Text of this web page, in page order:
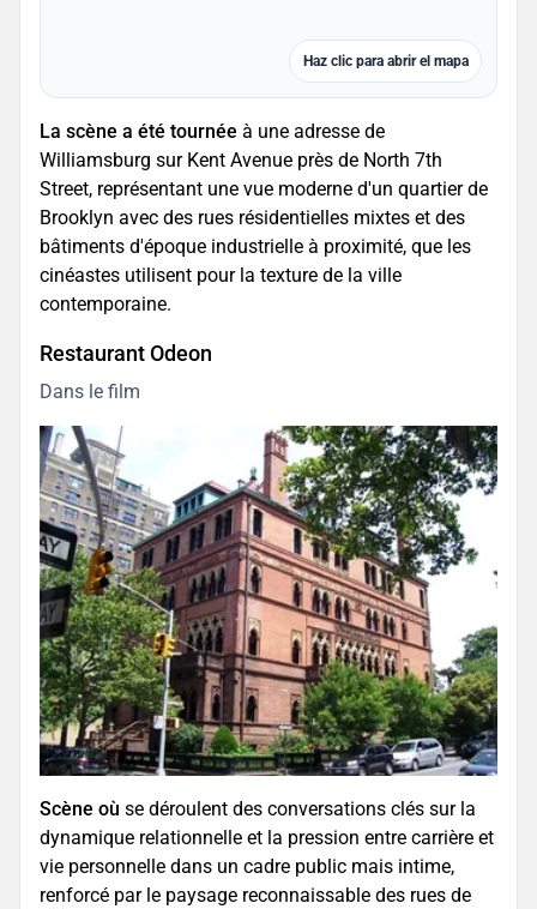
Haz clic para abrir el mapa
La scène a été tournée à une adresse de
Williamsburg sur Kent Avenue près de North 7th
Street, représentant une vue moderne d'un quartier de
Brooklyn avec des rues résidentielles mixtes et des
bâtiments d'époque industrielle à proximité, que les
cinéastes utilisent pour la texture de la ville
contemporaine.
Restaurant Odeon
Dans le film
Scène où se déroulent des conversations clés sur la
dynamique relationnelle et la pression entre carrière et
vie personnelle dans un cadre public mais intime,
renforcé par le paysage reconnaissable des rues de